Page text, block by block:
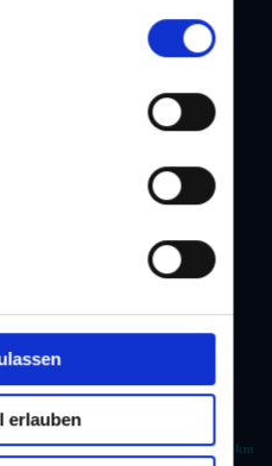
haben.
erlauben
& Booking